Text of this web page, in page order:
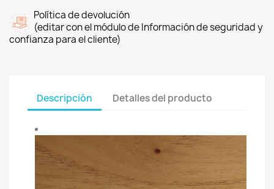
Política de devolución
(editar con el módulo de Información de seguridad y
confianza para el cliente)
Descripción Detalles del producto